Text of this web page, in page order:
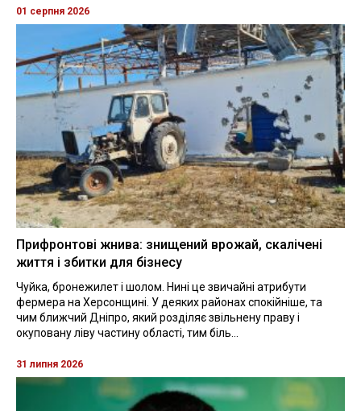
01 серпня 2026
Прифронтові жнива: знищений врожай, скалічені
життя і збитки для бізнесу
Чуйка, бронежилет і шолом. Нині це звичайні атрибути
фермера на Херсонщині. У деяких районах спокійніше, та
чим ближчий Дніпро, який розділяє звільнену праву і
окуповану ліву частину області, тим біль...
31 липня 2026